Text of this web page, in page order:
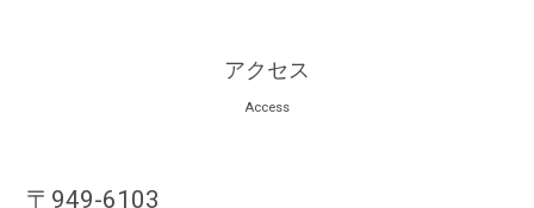
アクセス
Access
〒949-6103